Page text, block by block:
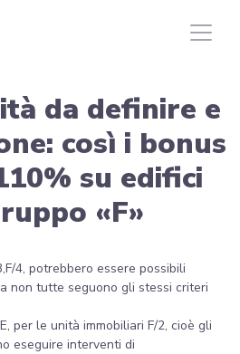
da definire e
così i bonus
su edifici
«F»
4, potrebbero essere possibili
non tutte seguono gli stessi criteri
per le unità immobiliari F/2, cioè gli
eseguire interventi di